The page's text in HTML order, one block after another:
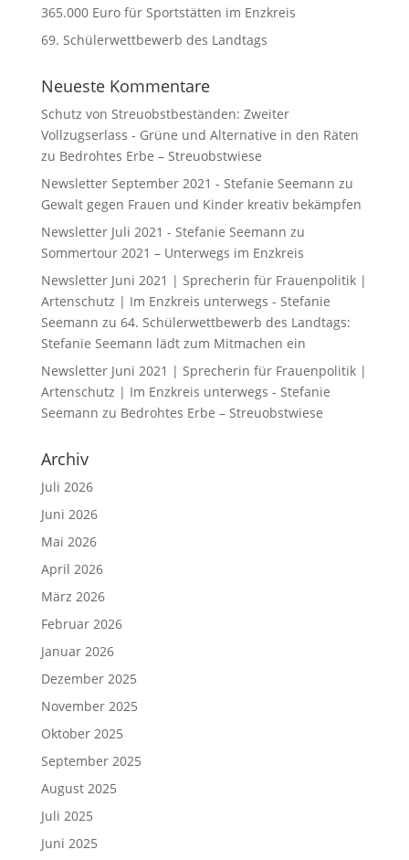
365.000 Euro für Sportstätten im Enzkreis
69. Schülerwettbewerb des Landtags
Neueste Kommentare
Schutz von Streuobstbeständen: Zweiter
Vollzugserlass - Grüne und Alternative in den Räten
zu Bedrohtes Erbe – Streuobstwiese
Newsletter September 2021 - Stefanie Seemann zu
Gewalt gegen Frauen und Kinder kreativ bekämpfen
Newsletter Juli 2021 - Stefanie Seemann zu
Sommertour 2021 – Unterwegs im Enzkreis
Newsletter Juni 2021 | Sprecherin für Frauenpolitik |
Artenschutz | Im Enzkreis unterwegs - Stefanie
Seemann zu 64. Schülerwettbewerb des Landtags:
Stefanie Seemann lädt zum Mitmachen ein
Newsletter Juni 2021 | Sprecherin für Frauenpolitik |
Artenschutz | Im Enzkreis unterwegs - Stefanie
Seemann zu Bedrohtes Erbe – Streuobstwiese
Archiv
Juli 2026
Juni 2026
Mai 2026
April 2026
März 2026
Februar 2026
Januar 2026
Dezember 2025
November 2025
Oktober 2025
September 2025
August 2025
Juli 2025
Juni 2025